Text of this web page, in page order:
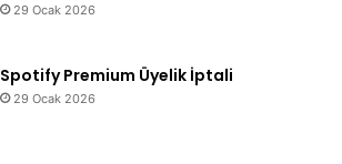
29 Ocak 2026
Spotify Premium Üyelik İptali
29 Ocak 2026